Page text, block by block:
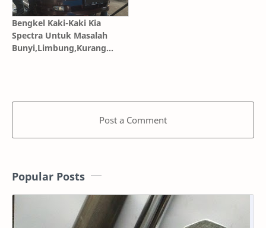
Bengkel Kaki-Kaki Kia
Spectra Untuk Masalah
Bunyi,Limbung,Kurang
Post a Comment
Popular Posts